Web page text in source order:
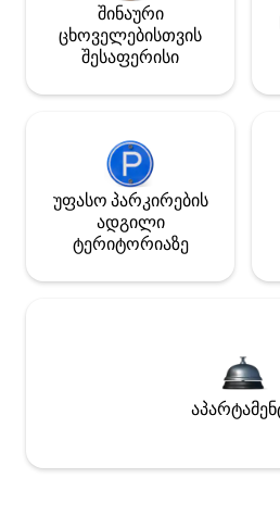
შინაური
ცხოველებისთვის
შესაფერისი
უფასო პარკირების
ადგილი
ტერიტორიაზე